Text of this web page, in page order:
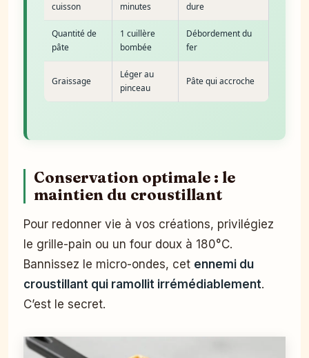
cuisson
minutes
dure
Quantité de
pâte
1 cuillère
bombée
Débordement du
fer
Graissage
Léger au
pinceau
Pâte qui accroche
Conservation optimale : le
maintien du croustillant
Pour redonner vie à vos créations, privilégiez
le grille-pain ou un four doux à 180°C.
Bannissez le micro-ondes, cet ennemi du
croustillant qui ramollit irrémédiablement.
C’est le secret.